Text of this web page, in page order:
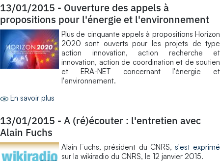
13/01/2015 - Ouverture des appels à
propositions pour l'énergie et l'environnement
Plus de cinquante appels à propositions Horizon
2020 sont ouverts pour les projets de type
action innovation, action recherche et
innovation, action de coordination et de soutien
et ERA-NET concernant l'énergie et
l'environnement.
En savoir plus
13/01/2015 - A (ré)écouter : l'entretien avec
Alain Fuchs
Alain Fuchs, président du CNRS, s'est exprimé
sur la wikiradio du CNRS, le 12 janvier 2015.